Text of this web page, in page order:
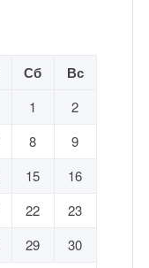
Сб Вс
1
2
8
9
15
16
22
23
29
30